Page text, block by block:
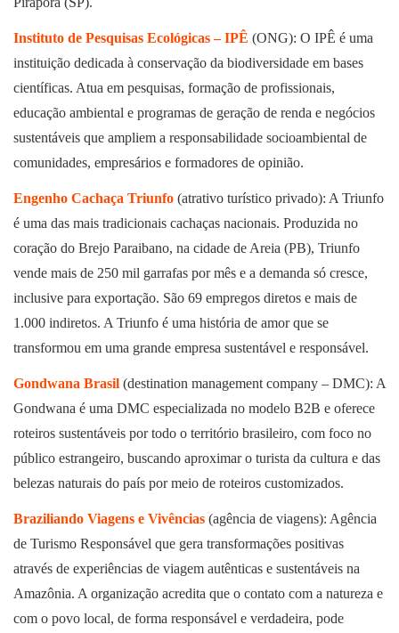
Instituto de Pesquisas Ecológicas – IPÊ (ONG): O IPÊ é uma
instituição dedicada à conservação da biodiversidade em bases
científicas. Atua em pesquisas, formação de profissionais,
educação ambiental e programas de geração de renda e negócios
sustentáveis que ampliem a responsabilidade socioambiental de
comunidades, empresários e formadores de opinião.
Engenho Cachaça Triunfo (atrativo turístico privado): A Triunfo
é uma das mais tradicionais cachaças nacionais. Produzida no
coração do Brejo Paraibano, na cidade de Areia (PB), Triunfo
vende mais de 250 mil garrafas por mês e a demanda só cresce,
inclusive para exportação. São 69 empregos diretos e mais de
1.000 indiretos. A Triunfo é uma história de amor que se
transformou em uma grande empresa sustentável e responsável.
Gondwana Brasil (destination management company – DMC): A
Gondwana é uma DMC especializada no modelo B2B e oferece
roteiros sustentáveis por todo o território brasileiro, com foco no
público estrangeiro, buscando aproximar o turista da cultura e das
belezas naturais do país por meio de roteiros customizados.
Braziliando Viagens e Vivências (agência de viagens): Agência
de Turismo Responsável que gera transformações positivas
através de experiências de viagem autênticas e sustentáveis na
Amazônia. A organização acredita que o contato com a natureza e
com o povo local, de forma responsável e verdadeira, pode